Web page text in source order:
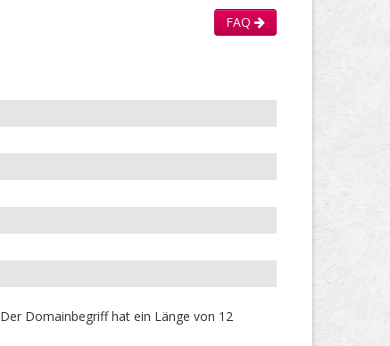
FAQ
Domainbegriff hat ein Länge von 12